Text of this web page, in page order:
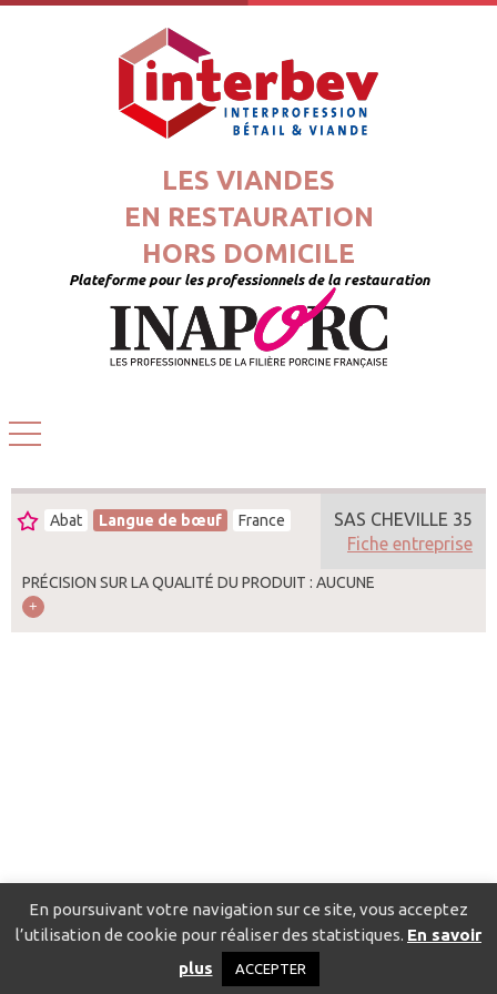
LES VIANDES
EN RESTAURATION
HORS DOMICILE
Plateforme pour les professionnels de la restauration
Abat Langue de bœuf France
PRÉCISION SUR LA QUALITÉ DU PRODUIT : AUCUNE
SAS CHEVILLE 35
Fiche entreprise
Catalogue pour localiser les fournisseurs
Politique de confidentialité
En poursuivant votre navigation sur ce site, vous acceptez
l’utilisation de cookie pour réaliser des statistiques. En savoir
plus
ACCEPTER